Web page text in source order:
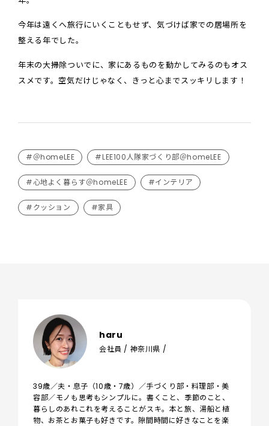
今年は遠くへ旅行にいくこともせず、気づけば家での居場所を
整える年でした。
年末の大掃除ついでに、家にあるものを動かしてみるのもオス
スメです。空気だけじゃなく、きっと心までスッキリします！
#＠homeLEE #LEE100人隊家づくり部＠homeLEE
#心地よく暮らす＠homeLEE #インテリア
#クッション #家具
haru
会社員 / 神奈川県 /
39歳／夫・息子（10歳・7歳）／手づくり部・料理部・美
容部／モノも思考もシンプルに。書くこと、季節のこと、
暮らしのあれこれを考えることがスキ。本と旅、湯船と植
物、お茶とお菓子も好きです。隙間時間に好きなことを楽